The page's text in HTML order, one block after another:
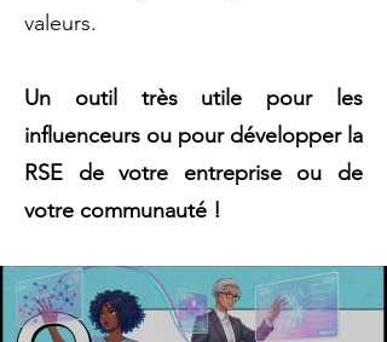
valeurs.
Un outil très utile pour les
influenceurs ou pour développer la
RSE de votre entreprise ou de
votre communauté !